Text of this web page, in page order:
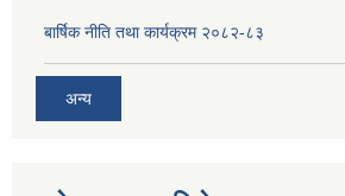
बार्षिक नीति तथा कार्यक्रम २०८२-८३
अन्य